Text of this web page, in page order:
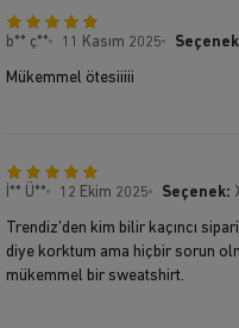
b** ç** 11 Kasım 2025
Mükemmel ötesiiiii
İ** Ü** 12 Ekim 2025 Seçenek:
Trendiz’den kim bilir kaçıncı
diye korktum ama hiçbir sorun
mükemmel bir sweatshirt.